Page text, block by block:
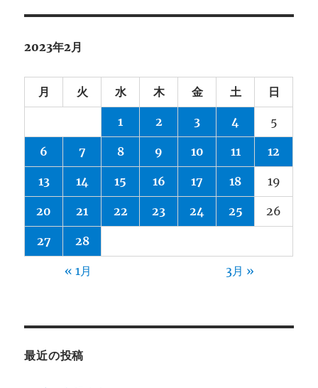
2023年2月
月 火 水 木 金 土 日
1 2 3 4 5
6 7 8 9 10 11 12
13 14 15 16 17 18 19
20 21 22 23 24 25 26
27 28
« 1月 3月 »
最近の投稿